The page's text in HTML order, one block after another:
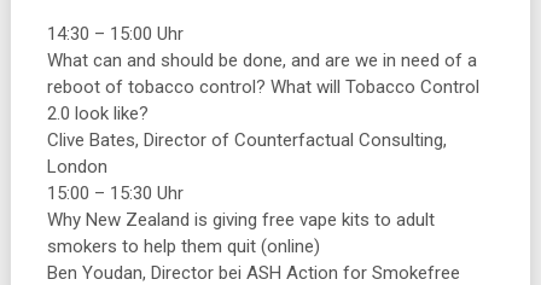
14:30 – 15:00 Uhr
What can and should be done, and are we in need of a
reboot of tobacco control? What will Tobacco Control
2.0 look like?
Clive Bates, Director of Counterfactual Consulting,
London
15:00 – 15:30 Uhr
Why New Zealand is giving free vape kits to adult
smokers to help them quit (online)
Ben Youdan, Director bei ASH Action for Smokefree